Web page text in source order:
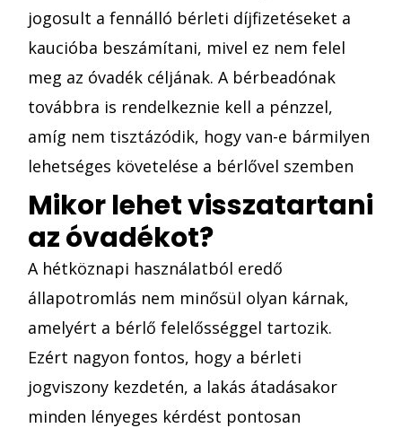
jogosult a fennálló bérleti díjfizetéseket a
kaucióba beszámítani, mivel ez nem felel
meg az óvadék céljának. A bérbeadónak
továbbra is rendelkeznie kell a pénzzel,
amíg nem tisztázódik, hogy van-e bármilyen
lehetséges követelése a bérlővel szemben
Mikor lehet visszatartani
az óvadékot?
A hétköznapi használatból eredő
állapotromlás nem minősül olyan kárnak,
amelyért a bérlő felelősséggel tartozik.
Ezért nagyon fontos, hogy a bérleti
jogviszony kezdetén, a lakás átadásakor
minden lényeges kérdést pontosan